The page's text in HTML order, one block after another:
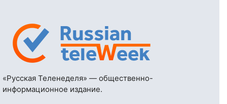
«Русская Теленеделя» — общественно-
информационное издание.